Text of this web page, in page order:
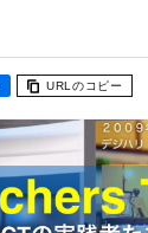
URLのコピー